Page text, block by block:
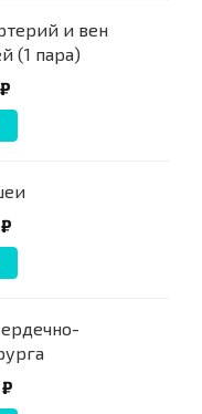
и вен
(1 пара)